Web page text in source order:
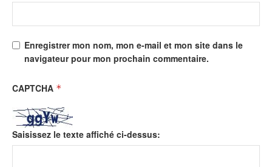
Enregistrer mon nom, mon e-mail et mon site dans le
navigateur pour mon prochain commentaire.
CAPTCHA *
Saisissez le texte affiché ci-dessus: